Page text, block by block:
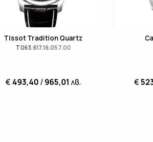
Tissot Tradition Quartz
T063.617.16.057.00
€ 493,40 /965,01 лв. €